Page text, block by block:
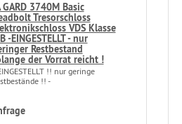
GARD 3740M Basic
Tresorschloss
VDS Klasse
-EINGESTELLT - nur
Restbestand
der Vorrat reicht !
!! nur geringe
!! -